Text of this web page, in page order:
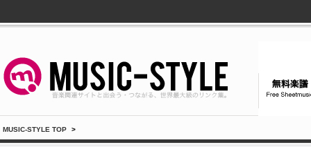
MUSIC-STYLE TOP >